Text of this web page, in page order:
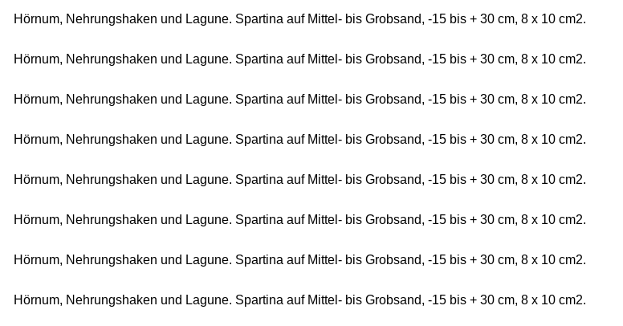
Hörnum, Nehrungshaken und Lagune. Spartina auf Mittel- bis Grobsand, -15 bis + 30 cm, 8 x 10 cm2.
Hörnum, Nehrungshaken und Lagune. Spartina auf Mittel- bis Grobsand, -15 bis + 30 cm, 8 x 10 cm2.
Hörnum, Nehrungshaken und Lagune. Spartina auf Mittel- bis Grobsand, -15 bis + 30 cm, 8 x 10 cm2.
Hörnum, Nehrungshaken und Lagune. Spartina auf Mittel- bis Grobsand, -15 bis + 30 cm, 8 x 10 cm2.
Hörnum, Nehrungshaken und Lagune. Spartina auf Mittel- bis Grobsand, -15 bis + 30 cm, 8 x 10 cm2.
Hörnum, Nehrungshaken und Lagune. Spartina auf Mittel- bis Grobsand, -15 bis + 30 cm, 8 x 10 cm2.
Hörnum, Nehrungshaken und Lagune. Spartina auf Mittel- bis Grobsand, -15 bis + 30 cm, 8 x 10 cm2.
Hörnum, Nehrungshaken und Lagune. Spartina auf Mittel- bis Grobsand, -15 bis + 30 cm, 8 x 10 cm2.